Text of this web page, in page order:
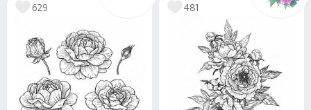
629 481